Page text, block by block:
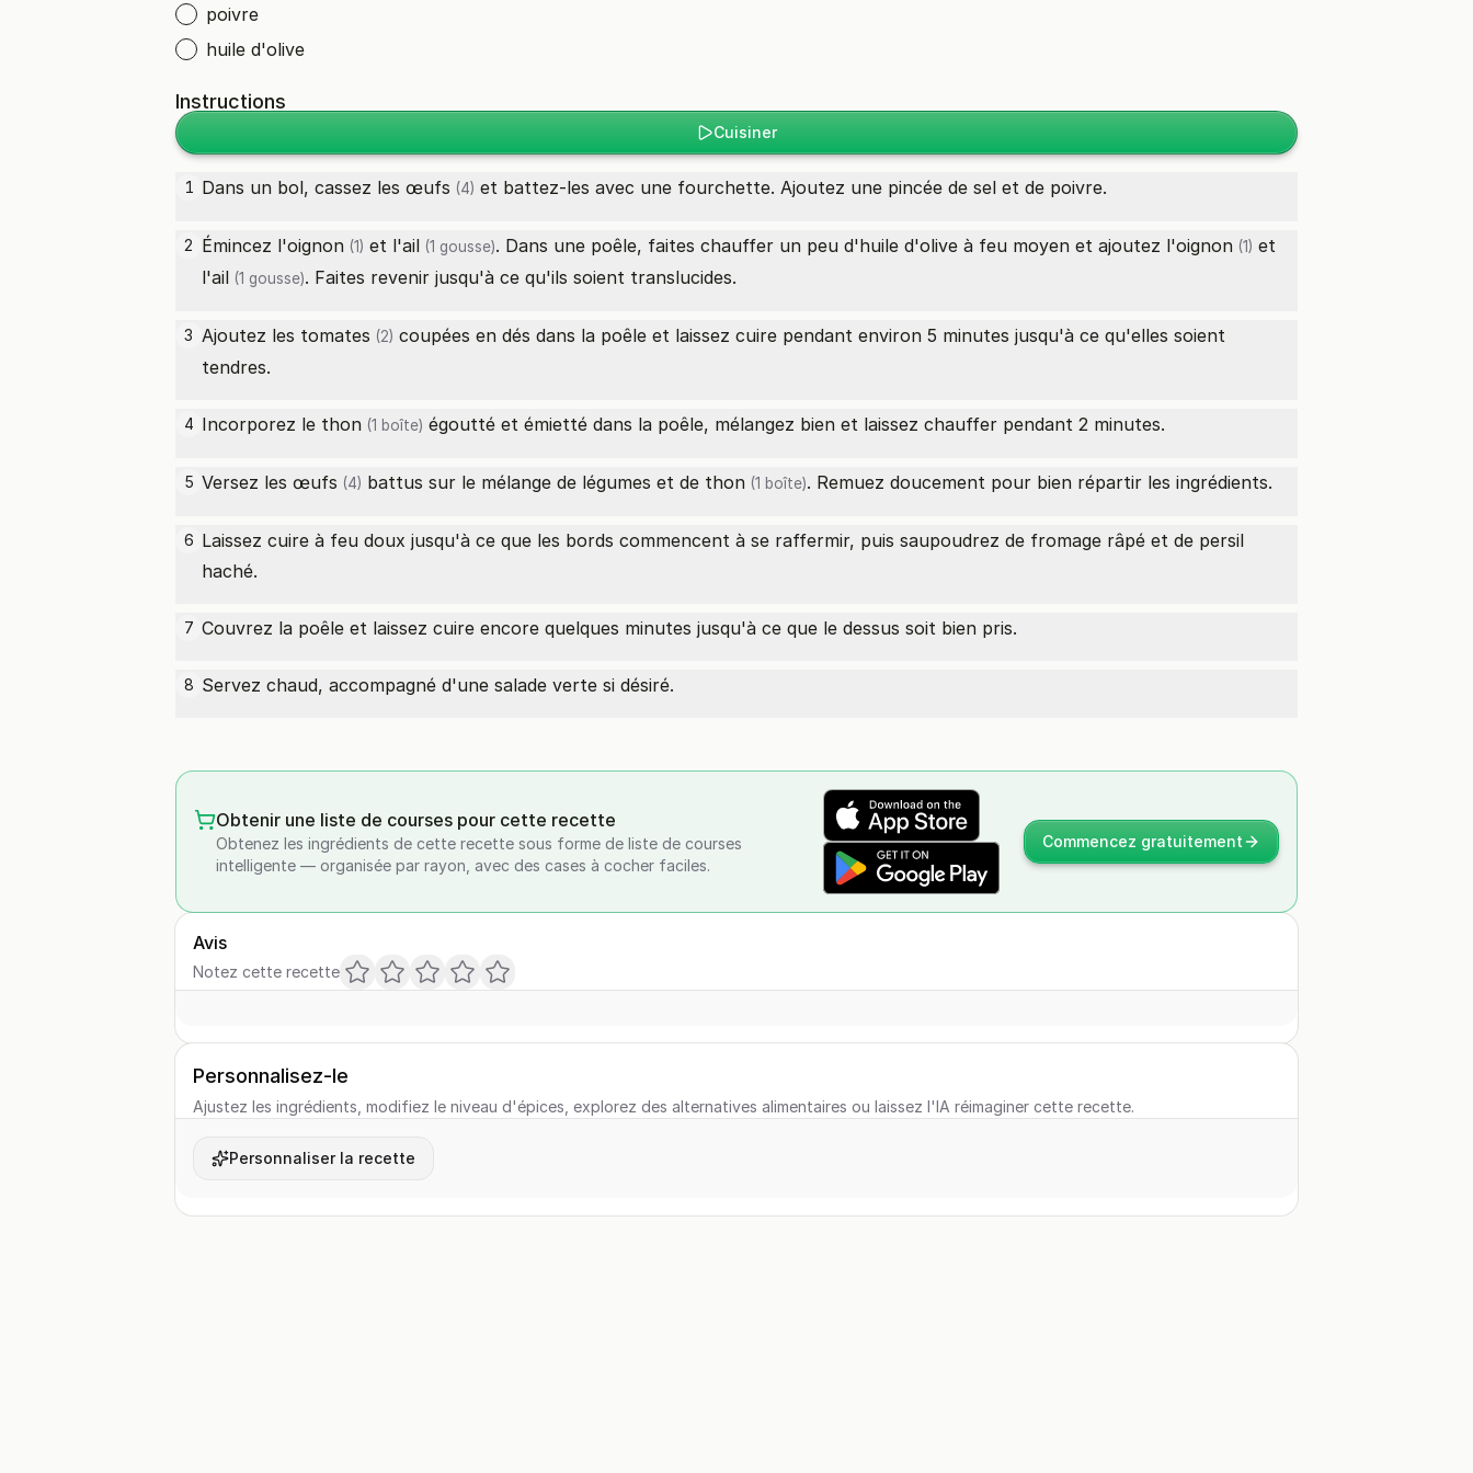
poivre
huile d'olive
Instructions
Cuisiner
1 Dans un bol, cassez les œufs (4) et battez-les avec une fourchette. Ajoutez une pincée de sel et de poivre.
2 Émincez l'oignon (1) et l'ail (1 gousse). Dans une poêle, faites chauffer un peu d'huile d'olive à feu moyen et ajoutez l'oignon (1) et
l'ail (1 gousse). Faites revenir jusqu'à ce qu'ils soient translucides.
3 Ajoutez les tomates (2) coupées en dés dans la poêle et laissez cuire pendant environ 5 minutes jusqu'à ce qu'elles soient
tendres.
4 Incorporez le thon (1 boîte) égoutté et émietté dans la poêle, mélangez bien et laissez chauffer pendant 2 minutes.
5 Versez les œufs (4) battus sur le mélange de légumes et de thon (1 boîte). Remuez doucement pour bien répartir les ingrédients.
6 Laissez cuire à feu doux jusqu'à ce que les bords commencent à se raffermir, puis saupoudrez de fromage râpé et de persil
haché.
7 Couvrez la poêle et laissez cuire encore quelques minutes jusqu'à ce que le dessus soit bien pris.
8 Servez chaud, accompagné d'une salade verte si désiré.
Obtenir une liste de courses pour cette recette
Obtenez les ingrédients de cette recette sous forme de liste de courses
intelligente — organisée par rayon, avec des cases à cocher faciles.
Commencez gratuitement
Avis
Notez cette recette
Personnalisez-le
Ajustez les ingrédients, modifiez le niveau d'épices, explorez des alternatives alimentaires ou laissez l'IA réimaginer cette recette.
Personnaliser la recette